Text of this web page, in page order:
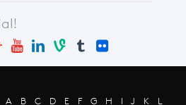
A B C D E F G H I J K L